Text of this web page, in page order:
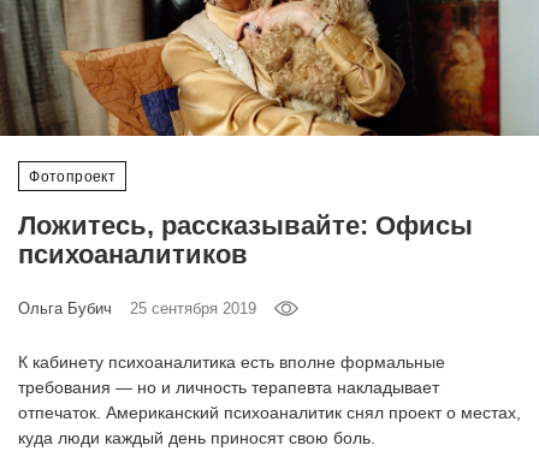
Фотопроект
Ложитесь, рассказывайте: Офисы
психоаналитиков
Ольга Бубич 25 сентября 2019
К кабинету психоаналитика есть вполне формальные
требования — но и личность терапевта накладывает
отпечаток. Американский психоаналитик снял проект о местах,
куда люди каждый день приносят свою боль.